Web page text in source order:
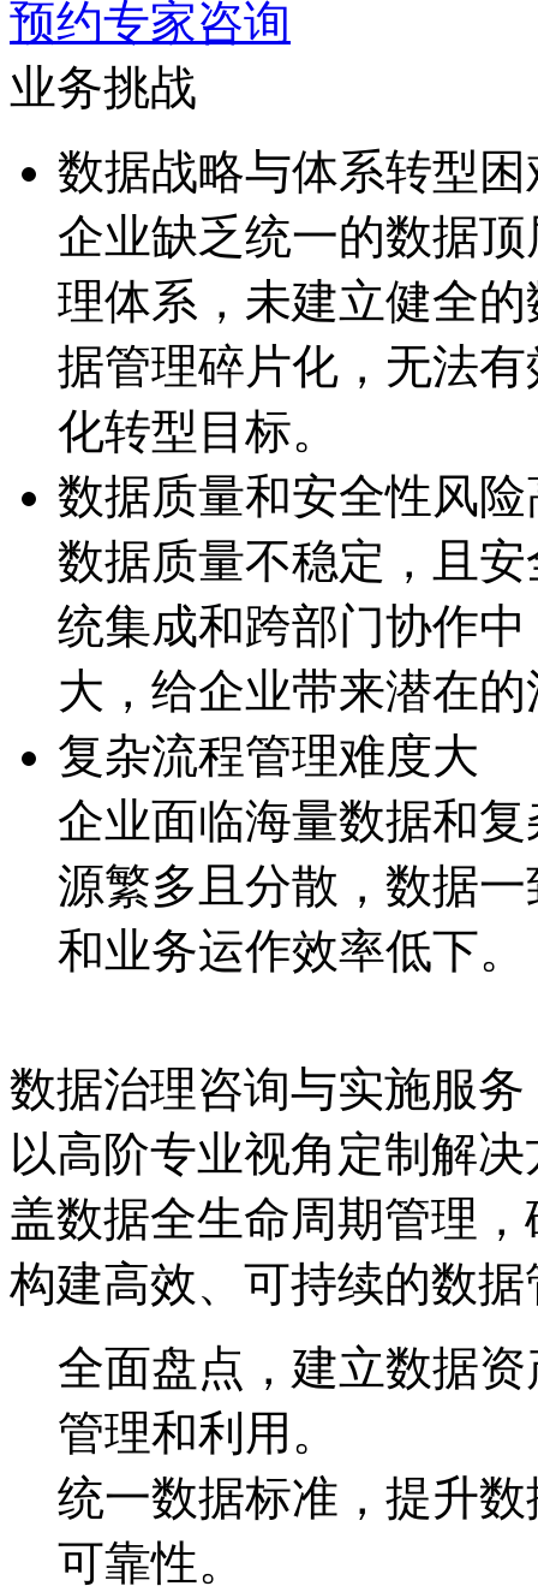
预约专家咨询
业务挑战
数据战略与体系转型困
企业缺乏统一的数据
理体系，未建立健全
据管理碎片化，无
化转型目标。
数据质量和安全性风险
数据质量不稳定，且
统集成和跨部门协作中
大，给企业带来潜在
复杂流程管理难度大
企业面临海量数据和复
源繁多且分散，数据
和业务运作效率低下。
数据治理咨询与实施服务
以高阶专业视角定制解决方
盖数据全生命周期管理
构建高效、可持续的数
全面盘点，建立数据
管理和利用。
统一数据标准，提升
可靠性。